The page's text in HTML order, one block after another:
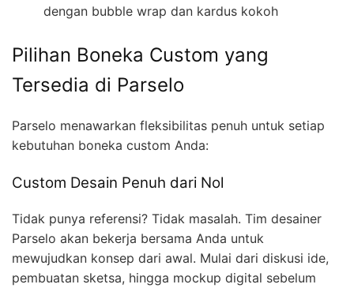
dengan bubble wrap dan kardus kokoh
Pilihan Boneka Custom yang
Tersedia di Parselo
Parselo menawarkan fleksibilitas penuh untuk setiap
kebutuhan boneka custom Anda:
Custom Desain Penuh dari Nol
Tidak punya referensi? Tidak masalah. Tim desainer
Parselo akan bekerja bersama Anda untuk
mewujudkan konsep dari awal. Mulai dari diskusi ide,
pembuatan sketsa, hingga mockup digital sebelum